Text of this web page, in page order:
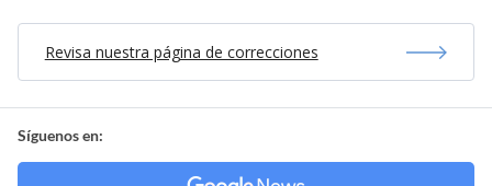
Revisa nuestra página de correcciones
Síguenos en: